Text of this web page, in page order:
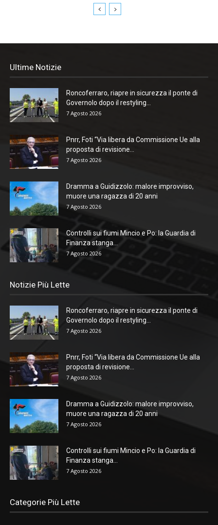
Ultime Notizie
Roncoferraro, riapre in sicurezza il ponte di
Governolo dopo il restyling...
7 Agosto 2026
Pnrr, Foti “Via libera da Commissione Ue alla
proposta di revisione...
7 Agosto 2026
Dramma a Guidizzolo: malore improvviso,
muore una ragazza di 20 anni
7 Agosto 2026
Controlli sui fiumi Mincio e Po: la Guardia di
Finanza stanga...
7 Agosto 2026
Notizie Più Lette
Roncoferraro, riapre in sicurezza il ponte di
Governolo dopo il restyling...
7 Agosto 2026
Pnrr, Foti “Via libera da Commissione Ue alla
proposta di revisione...
7 Agosto 2026
Dramma a Guidizzolo: malore improvviso,
muore una ragazza di 20 anni
7 Agosto 2026
Controlli sui fiumi Mincio e Po: la Guardia di
Finanza stanga...
7 Agosto 2026
Categorie Più Lette